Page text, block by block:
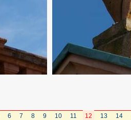
6 7 8 9 10 11 12 13 14